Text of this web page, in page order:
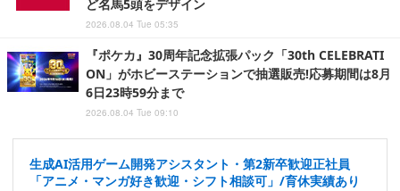
ど名馬5頭をデザイン
2026.08.04 Tue 05:35
『ポケカ』30周年記念拡張パック「30th CELEBRATI
ON」がホビーステーションで抽選販売!応募期間は8月
6日23時59分まで
2026.08.04 Tue 09:10
生成AI活用ゲーム開発アシスタント・第2新卒歓迎正社員
「アニメ・マンガ好き歓迎・シフト相談可」/育休実績あり